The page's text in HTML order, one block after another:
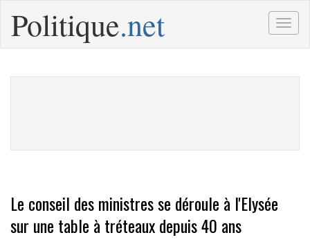
Politique.net
Le conseil des ministres se déroule à l'Elysée
sur une table à tréteaux depuis 40 ans